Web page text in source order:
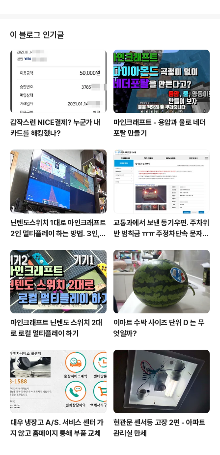
이 블로그 인기글
갑작스런 NICE결제? 누군가 내
카드를 해킹했나?
마인크래프트 - 용암과 물로 네더
포탈 만들기
닌텐도스위치 1대로 마인크래프트
2인 멀티플레이 하는 방법. 3인, 4
교통과에서 보낸 등기우편. 주차위
반 범칙금 ㅠㅠ 주정차단속 문자알
마인크래프트 닌텐도 스위치 2대
로 로컬 멀티플레이 하기
이마트 수박 사이즈 단위 D 는 무
엇일까?
대우 냉장고 A/S. 서비스 센터 가
지 않고 홈페이지 통해 부품 교체
현관문 센서등 고장 2편 - 아파트
관리실 만세